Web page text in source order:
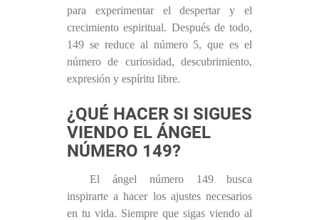
para experimentar el despertar y el
crecimiento espiritual. Después de todo,
149 se reduce al número 5, que es el
número de curiosidad, descubrimiento,
expresión y espíritu libre.
¿QUÉ HACER SI SIGUES
VIENDO EL ÁNGEL
NÚMERO 149?
El ángel número 149 busca
inspirarte a hacer los ajustes necesarios
en tu vida. Siempre que sigas viendo al